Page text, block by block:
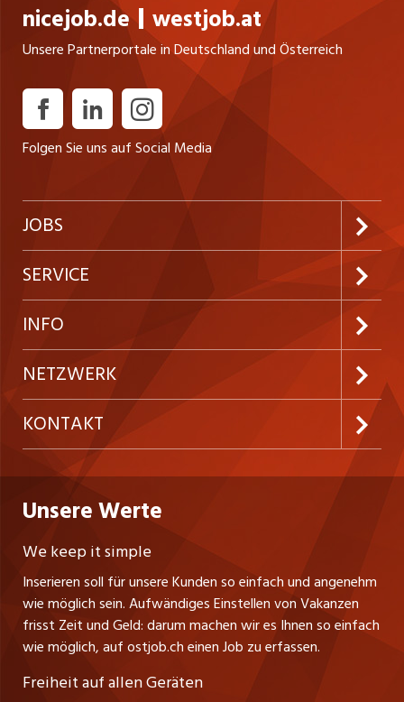
nicejob.de westjob.at
Unsere Partnerportale in Deutschland und Österreich
Folgen Sie uns auf Social Media
JOBS
Jobabo abonnieren
Neue Stellen
Festanstellungen
Temporäre Jobs
Freelance Jobs
Praktika
Führungspositionen
Management / Kader-Jobs
SERVICE
Kundenlogin
Inserieren
Firmen
Personalvermittler
INFO
Preise & Leistungen
AGB
Datenschutzerklärung
Nutzungsbedingungen
Stellenmeldepflicht
Schnittstelle
Impressum
NETZWERK
westjob.at
nicejob.de
myjob.ch
zentraljob.ch
jobbasel.ch
jobbern.ch
jobmittelland.ch
KONTAKT
CH Media Classifieds AG
Fürstenlandstrasse 122
CH-9001 St. Gallen
Tel. +41 71 272 73 80
info@ostjob.ch/inserate@ostjob.ch
Henrik Jasek
Leiter ostjob.ch
Fredy Pillinger
Unsere Werte
We keep it simple
Inserieren soll für unsere Kunden so einfach und angenehm
wie möglich sein. Aufwändiges Einstellen von Vakanzen
frisst Zeit und Geld: darum machen wir es Ihnen so einfach
wie möglich, auf ostjob.ch einen Job zu erfassen.
Freiheit auf allen Geräten